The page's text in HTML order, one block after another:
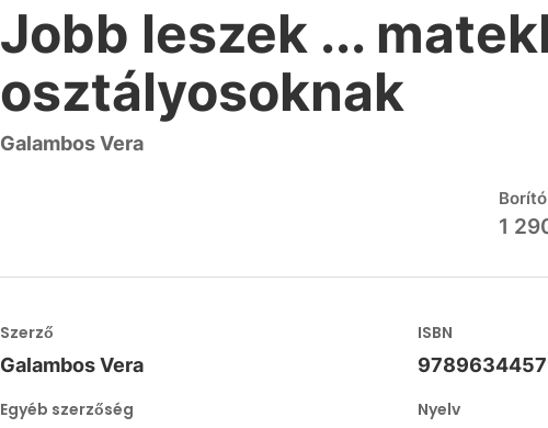
Jobb leszek ...
osztályosoknak
Galambos Vera
1
Szerző
Galambos Vera
ISBN
Egyéb szerzőség Nyelv